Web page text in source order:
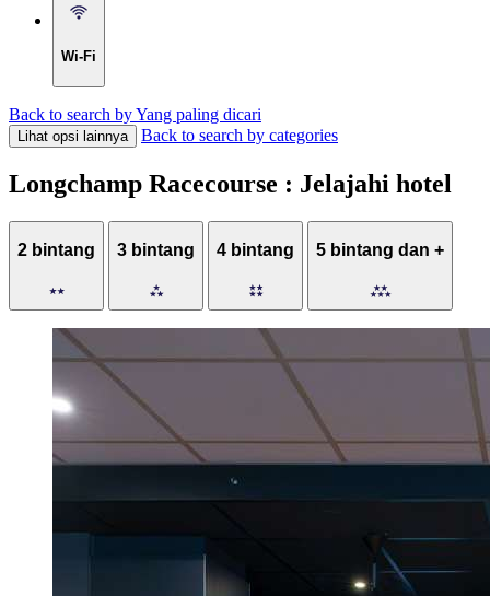
Wi-Fi
Back to search by Yang paling dicari
Lihat opsi lainnya Back to search by categories
Longchamp Racecourse : Jelajahi hotel
2 bintang 3 bintang 4 bintang 5 bintang dan +